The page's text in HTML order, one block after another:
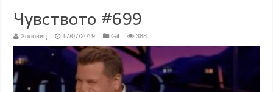
Чувството #699
Холовиц 17/07/2019 Gif 388